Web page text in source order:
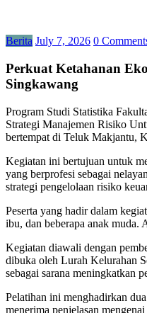
Berita July 7, 2026 0
Perkuat Ketahanan
Singkawang
Program Studi Statistika
Strategi Manajemen Risiko
bertempat di Teluk Makjantu,
Kegiatan ini bertujuan untuk
yang berprofesi sebagai
strategi pengelolaan risiko
Peserta yang hadir dalam
ibu, dan beberapa anak muda.
Kegiatan diawali dengan
dibuka oleh Lurah Kelurahan
sebagai sarana meningkatkan
Pelatihan ini menghadirkan
menerima penjelasan